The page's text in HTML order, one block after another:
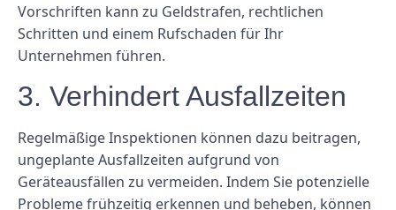
Vorschriften kann zu Geldstrafen, rechtlichen
Schritten und einem Rufschaden für Ihr
Unternehmen führen.
3. Verhindert Ausfallzeiten
Regelmäßige Inspektionen können dazu beitragen,
ungeplante Ausfallzeiten aufgrund von
Geräteausfällen zu vermeiden. Indem Sie potenzielle
Probleme frühzeitig erkennen und beheben, können